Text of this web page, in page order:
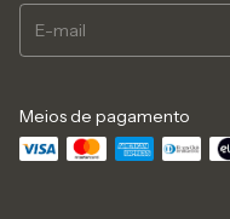
Meios de pagamento